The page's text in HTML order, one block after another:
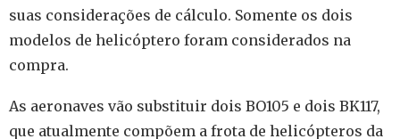
suas considerações de cálculo. Somente os dois
modelos de helicóptero foram considerados na
compra.
As aeronaves vão substituir dois BO105 e dois BK117,
que atualmente compõem a frota de helicópteros da